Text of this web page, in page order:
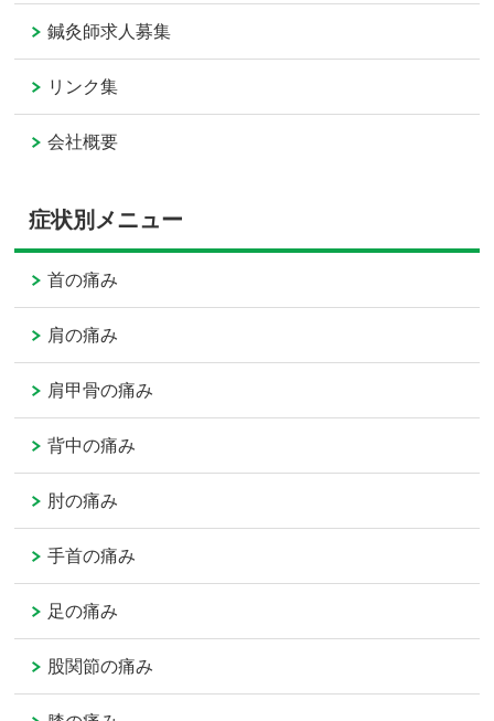
鍼灸師求人募集
リンク集
会社概要
症状別メニュー
首の痛み
肩の痛み
肩甲骨の痛み
背中の痛み
肘の痛み
手首の痛み
足の痛み
股関節の痛み